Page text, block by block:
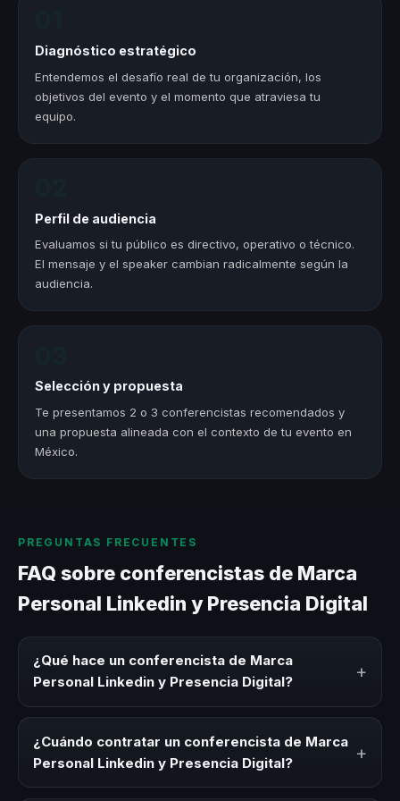
Diagnóstico estratégico
Entendemos el desafío real de tu organización, los
objetivos del evento y el momento que atraviesa tu
equipo.
Perfil de audiencia
Evaluamos si tu público es directivo, operativo o técnico.
El mensaje y el speaker cambian radicalmente según la
audiencia.
Selección y propuesta
Te presentamos 2 o 3 conferencistas recomendados y
una propuesta alineada con el contexto de tu evento en
México.
PREGUNTAS FRECUENTES
FAQ sobre conferencistas de Marca
Personal Linkedin y Presencia Digital
¿Qué hace un conferencista de Marca
Personal Linkedin y Presencia Digital?
+
Digital es un experto que comparte conocimiento,
estrategias y experiencias sobre este tema en eventos
corporativos, convenciones y seminarios. Su objetivo es
generar reflexión, inspiración y herramientas aplicables
¿Cuándo contratar un conferencista de Marca
Personal Linkedin y Presencia Digital?
+